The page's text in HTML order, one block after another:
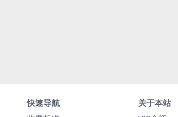
快速导航
关于本站